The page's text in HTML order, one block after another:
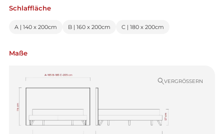
Schlaffläche
A | 140 x 200cm B | 160 x 200cm C | 180 x 200cm
Maße
VERGRÖSSERN